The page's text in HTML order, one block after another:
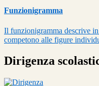
Funzionigramma
Il funzionigramma descrive
competono alle figure
Dirigenza